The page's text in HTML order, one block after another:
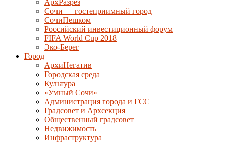
АрхРазрез
Сочи — гостеприимный город
СочиПешком
Российский инвестиционный форум
FIFA World Cup 2018
Эко-Берег
Город
АрхиНегатив
Городская среда
Культура
«Умный Сочи»
Администрация города и ГСС
Градсовет и Архсекция
Общественный градсовет
Недвижимость
Инфраструктура